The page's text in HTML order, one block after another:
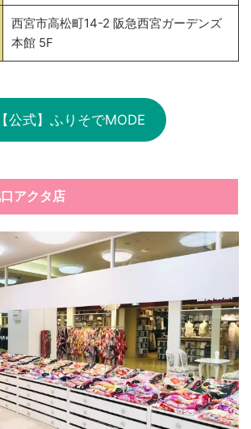
西宮市高松町14-2 阪急西宮ガーデンズ
本館 5F
【公式】ふりそでMODE
アクタ店